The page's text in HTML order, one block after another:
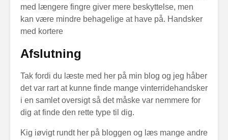
med længere fingre giver mere beskyttelse, men
kan være mindre behagelige at have på. Handsker
med kortere
Afslutning
Tak fordi du læste med her på min blog og jeg håber
det var rart at kunne finde mange vinterridehandsker
i en samlet oversigt så det måske var nemmere for
dig at finde den rette type til dig.
Kig iøvigt rundt her på bloggen og læs mange andre